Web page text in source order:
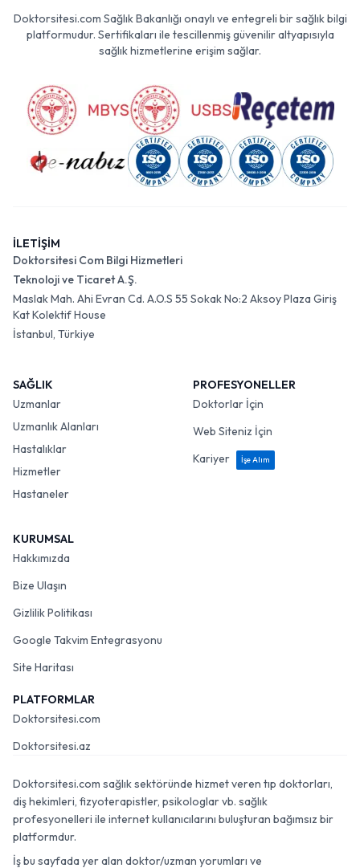
Doktorsitesi.com Sağlık Bakanlığı onaylı ve entegreli bir sağlık bilgi
platformudur. Sertifikaları ile tescillenmiş güvenilir altyapısıyla
sağlık hizmetlerine erişim sağlar.
İLETİŞİM
Doktorsitesi Com Bilgi Hizmetleri
Teknoloji ve Ticaret A.Ş.
Maslak Mah. Ahi Evran Cd. A.O.S 55 Sokak No:2 Aksoy Plaza Giriş
Kat Kolektif House
İstanbul, Türkiye
SAĞLIK
Uzmanlar
Uzmanlık Alanları
Hastalıklar
Hizmetler
Hastaneler
PROFESYONELLER
Doktorlar İçin
Web Siteniz İçin
Kariyer
İşe Alım
KURUMSAL
Hakkımızda
Bize Ulaşın
Gizlilik Politikası
Google Takvim Entegrasyonu
Site Haritası
PLATFORMLAR
Doktorsitesi.com
Doktorsitesi.az
Doktorsitesi.com sağlık sektöründe hizmet veren tıp doktorları,
diş hekimleri, fizyoterapistler, psikologlar vb. sağlık
profesyonelleri ile internet kullanıcılarını buluşturan bağımsız bir
platformdur.
İş bu sayfada yer alan doktor/uzman yorumları ve